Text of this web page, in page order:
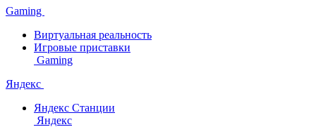
Gaming
Виртуальная реальность
Игровые приставки
Gaming
Яндекс
Яндекс Станции
Яндекс